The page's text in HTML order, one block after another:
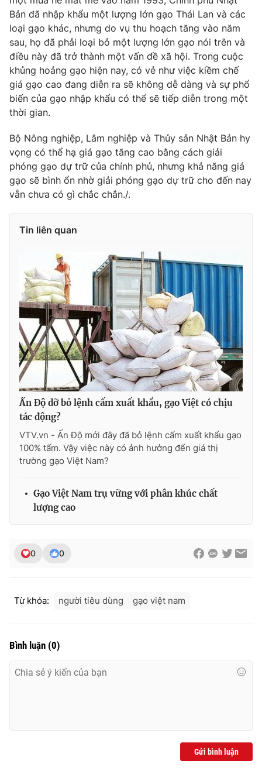
Ðiện thoại Thời báo VTV: 024.66 897 897
Email:
toasoan@vtv.vn
Liên hệ quảng cáo:024-7300.7108
thông tin từ website này.
Bản đã nhập khẩu một lượng lớn gạo Thái Lan và các
loại gạo khác, nhưng do vụ thu hoạch tăng vào năm
sau, họ đã phải loại bỏ một lượng lớn gạo nói trên và
điều này đã trở thành một vấn đề xã hội. Trong cuộc
khủng hoảng gạo hiện nay, có vẻ như việc kiềm chế
giá gạo cao đang diễn ra sẽ không dễ dàng và sự phổ
biến của gạo nhập khẩu có thể sẽ tiếp diễn trong một
thời gian.
Bộ Nông nghiệp, Lâm nghiệp và Thủy sản Nhật Bản hy
vọng có thể hạ giá gạo tăng cao bằng cách giải
phóng gạo dự trữ của chính phủ, nhưng khả năng giá
gạo sẽ bình ổn nhờ giải phóng gạo dự trữ cho đến nay
vẫn chưa có gì chắc chắn./.
Tin liên quan
Ấn Độ dỡ bỏ lệnh cấm xuất khẩu, gạo Việt có chịu
tác động?
VTV.vn - Ấn Độ mới đây đã bỏ lệnh cấm xuất khẩu gạo
100% tấm. Vậy việc này có ảnh hưởng đến giá thị
trường gạo Việt Nam?
Gạo Việt Nam trụ vững với phân khúc chất
lượng cao
0 0
Từ khóa: người tiêu dùng gạo việt nam
Bình luận (0)
Gửi bình luận